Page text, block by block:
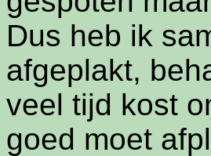
Dus heb ik
afgeplakt,
veel tijd kost
goed moet